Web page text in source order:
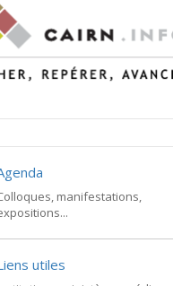
manifestations,
utiles